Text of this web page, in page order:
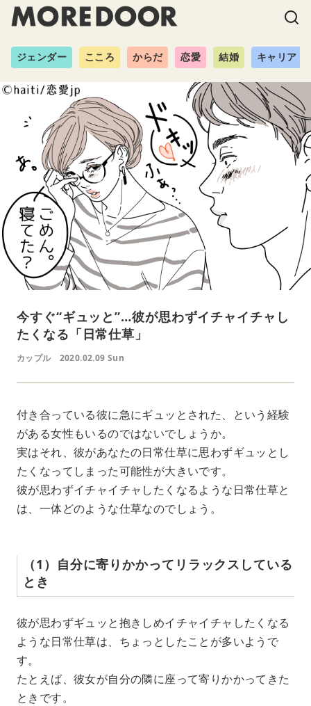
ジェンダー こころ からだ 恋愛 結婚 キャリア
今すぐ“ギュッと”…彼が思わずイチャイチャし
たくなる「日常仕草」
カップル 2020.02.09 Sun
付き合っている彼に急にギュッとされた、という経験
がある女性もいるのではないでしょうか。
実はそれ、彼があなたの日常仕草に思わずギュッとし
たくなってしまった可能性が大きいです。
彼が思わずイチャイチャしたくなるような日常仕草と
は、一体どのような仕草なのでしょう。
（1）自分に寄りかかってリラックスしている
とき
彼が思わずギュッと抱きしめイチャイチャしたくなる
ような日常仕草は、ちょっとしたことが多いようで
す。
たとえば、彼女が自分の隣に座って寄りかかってきた
ときです。